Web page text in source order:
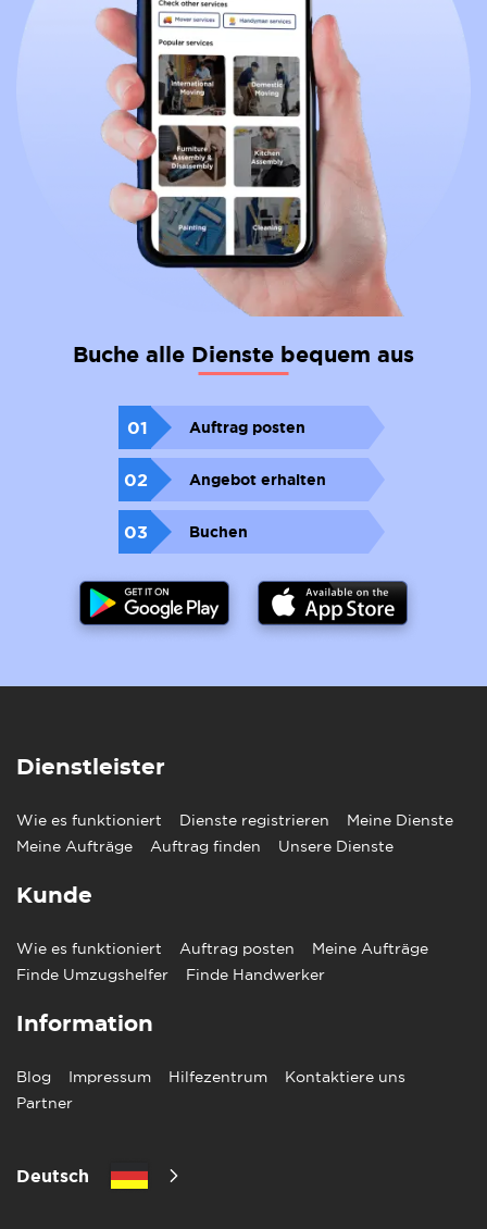
Buche alle Dienste bequem aus
01 Auftrag posten
02 Angebot erhalten
03 Buchen
Dienstleister
Wie es funktioniert Dienste registrieren
Meine Dienste
Meine Aufträge
Auftrag finden Unsere Dienste
Kunde
Wie es funktioniert Auftrag posten
Meine Aufträge
Finde Umzugshelfer
Finde Handwerker
Information
Blog Impressum Hilfezentrum
Kontaktiere uns
Partner
Deutsch